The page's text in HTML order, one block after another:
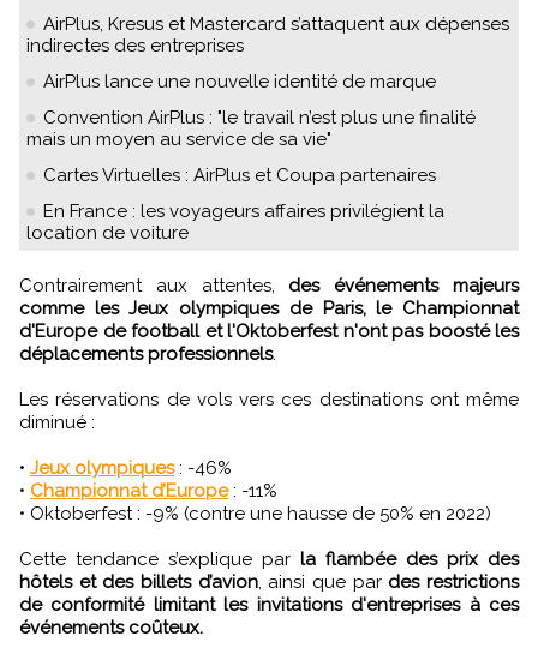
AirPlus, Kresus et Mastercard s’attaquent aux dépenses
indirectes des entreprises
AirPlus lance une nouvelle identité de marque
Convention AirPlus : "le travail n’est plus une finalité
mais un moyen au service de sa vie"
Cartes Virtuelles : AirPlus et Coupa partenaires
En France : les voyageurs affaires privilégient la
location de voiture
Contrairement aux attentes, des événements majeurs
comme les Jeux olympiques de Paris, le Championnat
d'Europe de football et l'Oktoberfest n'ont pas boosté les
déplacements professionnels.
Les réservations de vols vers ces destinations ont même
diminué :
• Jeux olympiques: -46%
• Championnat d’Europe: -11%
• Oktoberfest : -9% (contre une hausse de 50% en 2022)
Cette tendance s’explique par la flambée des prix des
hôtels et des billets d’avion, ainsi que par des restrictions
de conformité limitant les invitations d'entreprises à ces
événements coûteux.